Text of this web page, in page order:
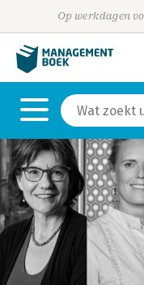
Op werkdagen